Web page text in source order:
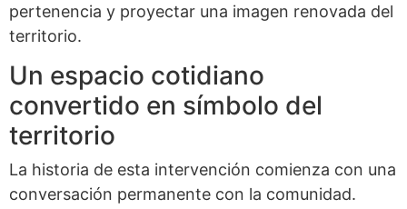
pertenencia y proyectar una imagen renovada del
territorio.
Un espacio cotidiano
convertido en símbolo del
territorio
La historia de esta intervención comienza con una
conversación permanente con la comunidad.